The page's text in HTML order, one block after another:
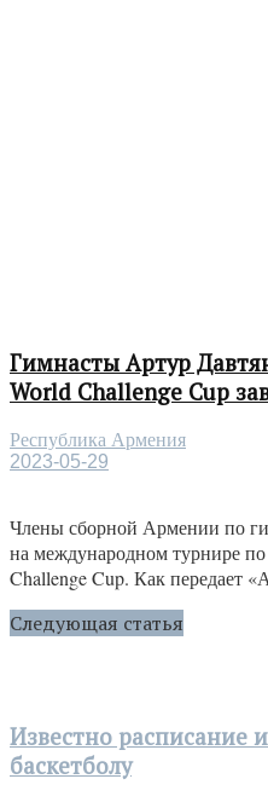
Гимнасты Артур
World Challenge Cup
Республика Армения
2023-05-29
Члены сборной Армении по
на международном турнире
Challenge Cup. Как передает
Следующая статья
Известно расписание
баскетболу